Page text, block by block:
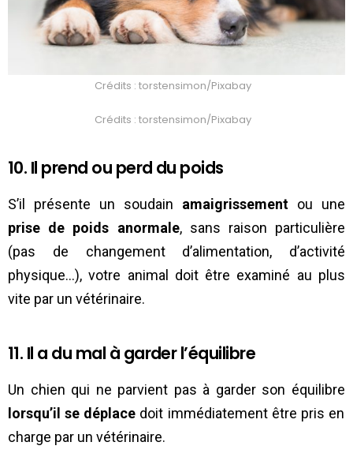
Crédits : torstensimon/Pixabay
Crédits : torstensimon/Pixabay
10. Il prend ou perd du poids
S’il présente un soudain amaigrissement ou une
prise de poids anormale, sans raison particulière
(pas de changement d’alimentation, d’activité
physique…), votre animal doit être examiné au plus
vite par un vétérinaire.
11. Il a du mal à garder l’équilibre
Un chien qui ne parvient pas à garder son équilibre
lorsqu’il se déplace doit immédiatement être pris en
charge par un vétérinaire.